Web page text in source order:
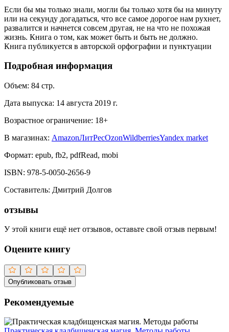
Если бы мы только знали, могли бы только хотя бы на минуту
или на секунду догадаться, что все самое дорогое нам рухнет,
развалится и начнется совсем другая, не на что не похожая
жизнь. Книга о том, как может быть и быть не должно.
Книга публикуется в авторской орфографии и пунктуации
Подробная информация
Объем: 84 стр.
Дата выпуска: 14 августа 2019 г.
Возрастное ограничение: 18+
В магазинах: AmazonЛитРесOzonWildberriesYandex market
Формат: epub, fb2, pdfRead, mobi
ISBN: 978-5-0050-2656-9
Составитель: Дмитрий Долгов
отзывы
У этой книги ещё нет отзывов, оставьте свой отзыв первым!
Оцените книгу
Опубликовать отзыв
Рекомендуемые